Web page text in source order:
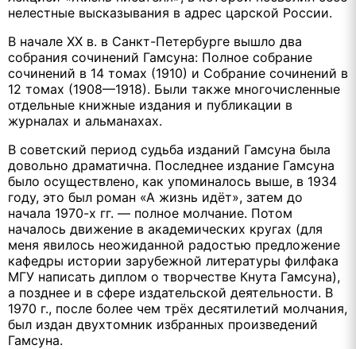
нелестные высказывания в адрес царской России.
В начале ХХ в. в Санкт-Петербурге вышло два
собрания сочинений Гамсуна: Полное собрание
сочинений в 14 томах (1910) и Собрание сочинений в
12 томах (1908—1918). Были также многочисленные
отдельные книжные издания и публикации в
журналах и альманахах.
В советский период судьба изданий Гамсуна была
довольно драматична. Последнее издание Гамсуна
было осуществлено, как упоминалось выше, в 1934
году, это был роман «А жизнь идёт», затем до
начала 1970-х гг. — полное молчание. Потом
началось движение в академических кругах (для
меня явилось неожиданной радостью предложение
кафедры истории зарубежной литературы филфака
МГУ написать диплом о творчестве Кнута Гамсуна),
а позднее и в сфере издательской деятельности. В
1970 г., после более чем трёх десятилетий молчания,
был издан двухтомник избранных произведений
Гамсуна.